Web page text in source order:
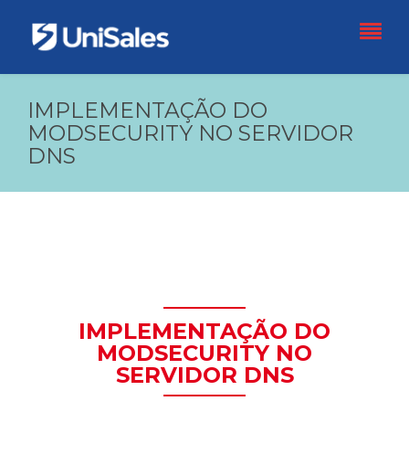
IMPLEMENTAÇÃO DO
MODSECURITY NO SERVIDOR
DNS
IMPLEMENTAÇÃO DO
MODSECURITY NO
SERVIDOR DNS